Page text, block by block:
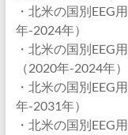
・北米の国別EEG
年-2024年）
・北米の国別EEG
（2020年-2024年）
・北米の国別EEG
年-2031年）
・北米の国別EEG